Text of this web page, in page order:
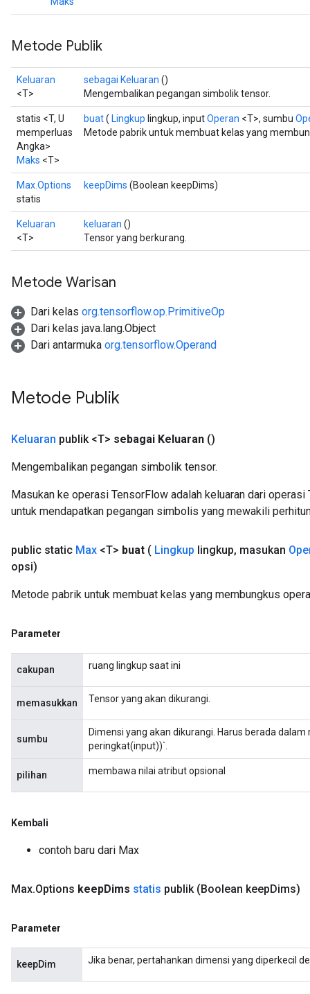
Metode Publik
Keluaran
<T>
sebagai Keluaran ()
Mengembalikan pegangan simbolik tensor.
statis <T, U
memperluas
Angka>
Maks <T>
buat( Lingkup lingkup, inputOperan <T>, sumbu
Metode pabrik untuk membuat kelas yang
Max.Options
statis
keepDims (Boolean keepDims)
Keluaran
<T>
keluaran ()
Tensor yang berkurang.
Metode Warisan
Dari kelas org.tensorflow.op.PrimitiveOp
Dari kelas java.lang.Object
Dari antarmuka org.tensorflow.Operand
Metode Publik
Keluaran publik <T> sebagai Keluaran ()
Mengembalikan pegangan simbolik tensor.
Masukan ke operasi TensorFlow adalah keluaran dari
untuk mendapatkan pegangan simbolis yang mewakili
public static Max <T> buat ( Lingkup lingkup, masukan
opsi)
Metode pabrik untuk membuat kelas yang membungkus
Parameter
cakupan ruang lingkup saat ini
memasukkan Tensor yang akan dikurangi.
sumbu
Dimensi yang akan dikurangi. Harus berada
peringkat(input))`.
pilihan membawa nilai atribut opsional
Kembali
contoh baru dari Max
Max.Options keepDims statis publik (Boolean keepDims)
Parameter
keepDim Jika benar, pertahankan dimensi yang diperkecil